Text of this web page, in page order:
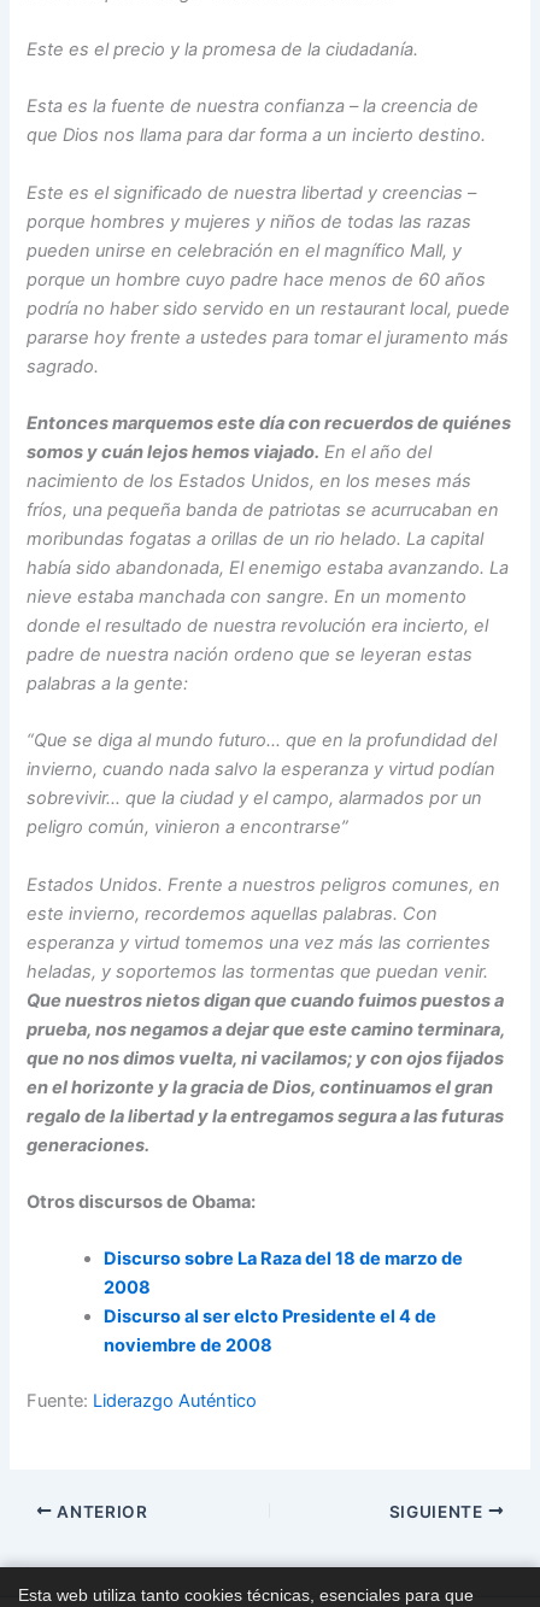
Este es el precio y la promesa de la ciudadanía.
Esta es la fuente de nuestra confianza – la creencia de
que Dios nos llama para dar forma a un incierto destino.
Este es el significado de nuestra libertad y creencias –
porque hombres y mujeres y niños de todas las razas
pueden unirse en celebración en el magnífico Mall, y
porque un hombre cuyo padre hace menos de 60 años
podría no haber sido servido en un restaurant local, puede
pararse hoy frente a ustedes para tomar el juramento más
sagrado.
Entonces marquemos este día con recuerdos de quiénes
somos y cuán lejos hemos viajado. En el año del
nacimiento de los Estados Unidos, en los meses más
fríos, una pequeña banda de patriotas se acurrucaban en
moribundas fogatas a orillas de un rio helado. La capital
había sido abandonada, El enemigo estaba avanzando. La
nieve estaba manchada con sangre. En un momento
donde el resultado de nuestra revolución era incierto, el
padre de nuestra nación ordeno que se leyeran estas
palabras a la gente:
“Que se diga al mundo futuro… que en la profundidad del
invierno, cuando nada salvo la esperanza y virtud podían
sobrevivir… que la ciudad y el campo, alarmados por un
peligro común, vinieron a encontrarse”
Estados Unidos. Frente a nuestros peligros comunes, en
este invierno, recordemos aquellas palabras. Con
esperanza y virtud tomemos una vez más las corrientes
heladas, y soportemos las tormentas que puedan venir.
Que nuestros nietos digan que cuando fuimos puestos a
prueba, nos negamos a dejar que este camino terminara,
que no nos dimos vuelta, ni vacilamos; y con ojos fijados
en el horizonte y la gracia de Dios, continuamos el gran
regalo de la libertad y la entregamos segura a las futuras
generaciones.
Otros discursos de Obama:
Discurso sobre La Raza del 18 de marzo de
2008
Discurso al ser elcto Presidente el 4 de
noviembre de 2008
Fuente: Liderazgo Auténtico
ANTERIOR SIGUIENTE
Esta web utiliza tanto cookies técnicas, esenciales para que